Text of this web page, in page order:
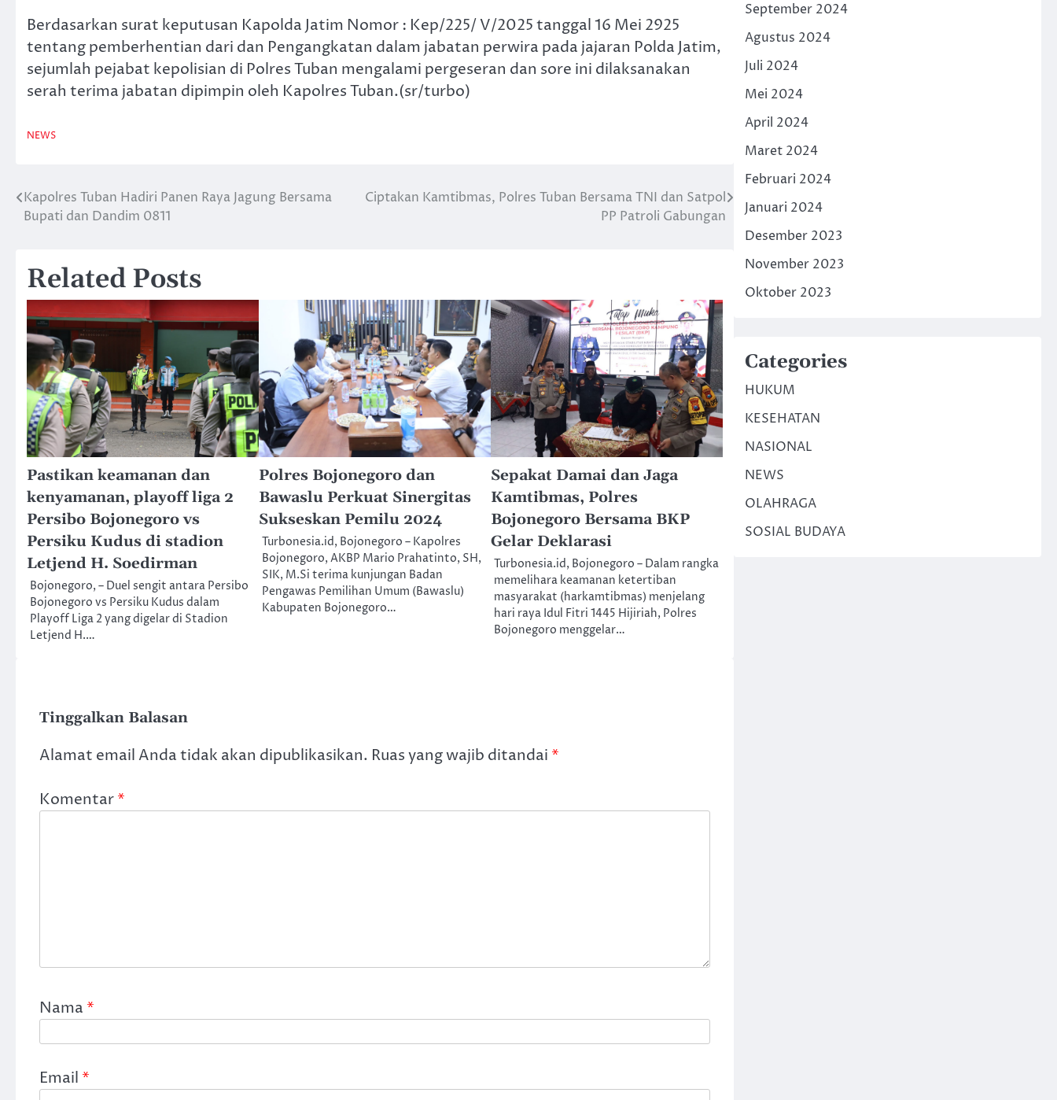
Berdasarkan surat keputusan Kapolda Jatim Nomor : Kep/225/ V/2025 tanggal 16 Mei 2925
tentang pemberhentian dari dan Pengangkatan dalam jabatan perwira pada jajaran Polda Jatim,
sejumlah pejabat kepolisian di Polres Tuban mengalami pergeseran dan sore ini dilaksanakan
serah terima jabatan dipimpin oleh Kapolres Tuban.(sr/turbo)
NEWS
Navigasi
pos
Kapolres Tuban Hadiri Panen Raya Jagung Bersama
Bupati dan Dandim 0811
Ciptakan Kamtibmas, Polres Tuban Bersama TNI dan Satpol
PP Patroli Gabungan
Related Posts
Pastikan keamanan dan
kenyamanan, playoff liga 2
Persibo Bojonegoro vs
Persiku Kudus di stadion
Letjend H. Soedirman
Bojonegoro, – Duel sengit antara Persibo
Bojonegoro vs Persiku Kudus dalam
Playoff Liga 2 yang digelar di Stadion
Letjend H.…
Polres Bojonegoro dan
Bawaslu Perkuat Sinergitas
Sukseskan Pemilu 2024
Turbonesia.id, Bojonegoro – Kapolres
Bojonegoro, AKBP Mario Prahatinto, SH,
SIK, M.Si terima kunjungan Badan
Pengawas Pemilihan Umum (Bawaslu)
Kabupaten Bojonegoro…
Sepakat Damai dan Jaga
Kamtibmas, Polres
Bojonegoro Bersama BKP
Gelar Deklarasi
Turbonesia.id, Bojonegoro – Dalam rangka
memelihara keamanan ketertiban
masyarakat (harkamtibmas) menjelang
hari raya Idul Fitri 1445 Hijiriah, Polres
Bojonegoro menggelar…
Tinggalkan Balasan
Alamat email Anda tidak akan dipublikasikan. Ruas yang wajib ditandai *
Komentar*
Nama *
Email *
September 2024
Agustus 2024
Juli 2024
Mei 2024
April 2024
Maret 2024
Februari 2024
Januari 2024
Desember 2023
November 2023
Oktober 2023
Categories
HUKUM
KESEHATAN
NASIONAL
NEWS
OLAHRAGA
SOSIAL BUDAYA